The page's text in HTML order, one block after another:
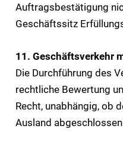
Auftragsbestätigung
Geschäftssitz
11. Geschäftsverkehr
Die Durchführung des
rechtliche Bewertung
Recht, unabhängig, ob
Ausland